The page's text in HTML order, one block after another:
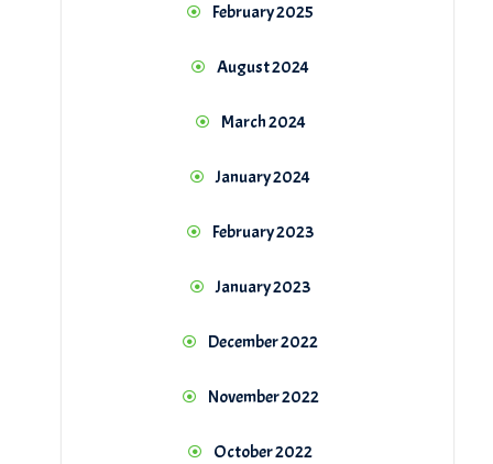
February 2025
August 2024
March 2024
January 2024
February 2023
January 2023
December 2022
November 2022
October 2022